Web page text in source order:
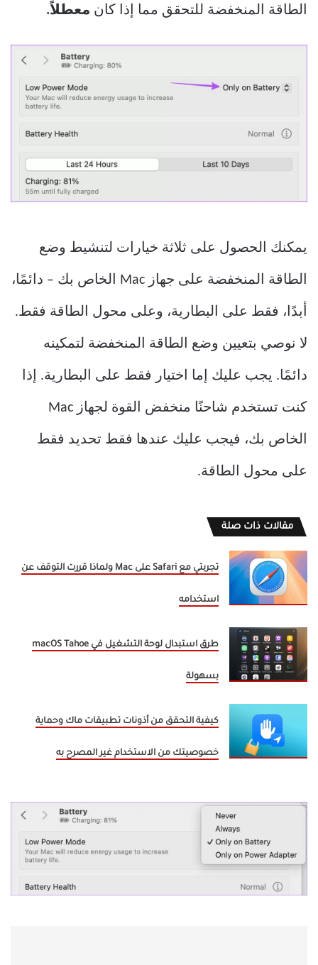
الطاقة المنخفضة للتحقق مما إذا كان معطلاً.
يمكنك الحصول على ثلاثة خيارات لتنشيط وضع
الطاقة المنخفضة على جهاز Mac الخاص بك – دائمًا،
أبدًا، فقط على البطارية، وعلى محول الطاقة فقط.
لا نوصي بتعيين وضع الطاقة المنخفضة لتمكينه
دائمًا. يجب عليك إما اختيار فقط على البطارية. إذا
كنت تستخدم شاحنًا منخفض القوة لجهاز Mac
الخاص بك، فيجب عليك عندها فقط تحديد فقط
على محول الطاقة.
مقالات ذات صلة
تجربتي مع Safari على Mac ولماذا قررت التوقف عن
استخدامه
طرق استبدال لوحة التشغيل في macOS Tahoe
بسهولة
كيفية التحقق من أذونات تطبيقات ماك وحماية
خصوصيتك من الاستخدام غير المصرح به